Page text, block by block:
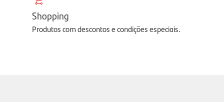
Shopping
Produtos com descontos e condições especiais.